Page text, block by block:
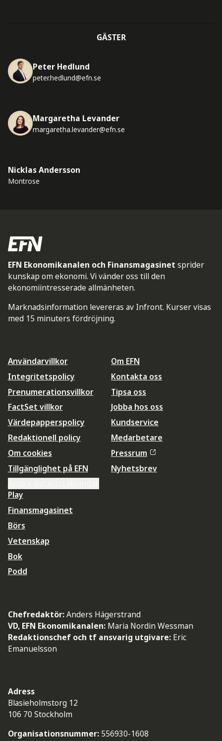
GÄSTER
Peter Hedlund
peter.hedlund@efn.se
Margaretha Levander
margaretha.levander@efn.se
Nicklas Andersson
Montrose
EFN Ekonomikanalen och Finansmagasinet sprider
kunskap om ekonomi. Vi vänder oss till den
ekonomiintresserade allmänheten.
Marknadsinformation levereras av Infront. Kurser visas
med 15 minuters fördröjning.
Användarvillkor
Integritetspolicy
Prenumerationsvillkor
FactSet villkor
Värdepapperspolicy
Redaktionell policy
Om cookies
Tillgänglighet på EFN
Om EFN
Kontakta oss
Tipsa oss
Jobba hos oss
Kundservice
Medarbetare
Pressrum
Nyhetsbrev
Play
Finansmagasinet
Börs
Vetenskap
Bok
Podd
Chefredaktör:Anders Hägerstrand
VD, EFN Ekonomikanalen: Maria Nordin Wessman
Redaktionschef och tf ansvarig utgivare: Eric
Emanuelsson
Adress
Blasieholmstorg 12
106 70 Stockholm
Organisationsnummer: 556930-1608